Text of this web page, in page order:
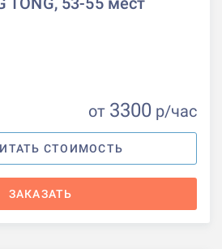
от 3300 р/час
СТОИМОСТЬ
ЗАКАЗАТЬ